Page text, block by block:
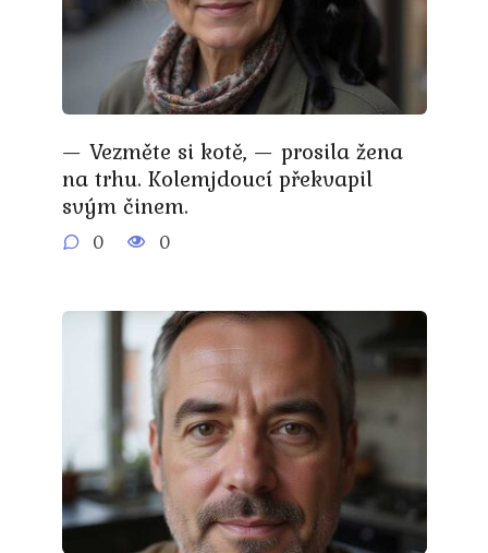
— Vezměte si kotě, — prosila žena
na trhu. Kolemjdoucí překvapil
svým činem.
0 0